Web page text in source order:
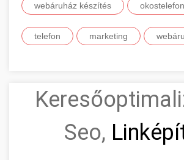
webáruház készítés okostelefon
telefon marketing
Seo,